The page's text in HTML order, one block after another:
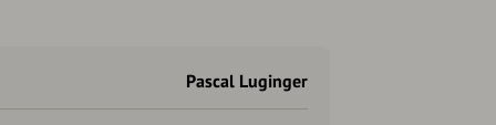
Pascal Luginger